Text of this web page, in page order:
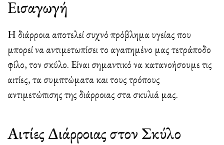
Εισαγωγή
Η διάρροια αποτελεί συχνό πρόβλημα υγείας που
μπορεί να αντιμετωπίσει το αγαπημένο μας τετράποδο
φίλο, τον σκύλο. Είναι σημαντικό να κατανοήσουμε τις
αιτίες, τα συμπτώματα και τους τρόπους
αντιμετώπισης της διάρροιας στα σκυλιά μας.
Αιτίες Διάρροιας στον Σκύλο